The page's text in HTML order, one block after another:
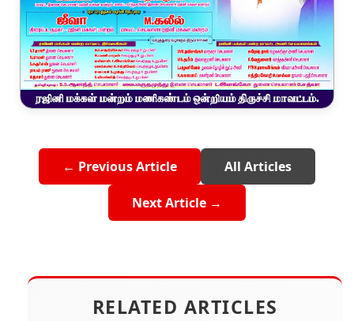
← Previous Article All Articles
Next Article →
RELATED ARTICLES